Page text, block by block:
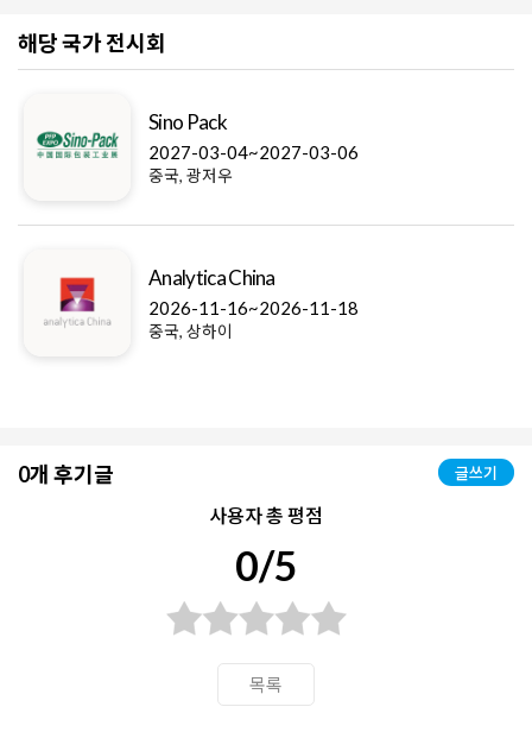
해당 국가 전시회
Sino Pack
2027-03-04~2027-03-06
중국, 광저우
Analytica China
2026-11-16~2026-11-18
중국, 상하이
0개 후기글 글쓰기
사용자 총 평점
0/5
목록